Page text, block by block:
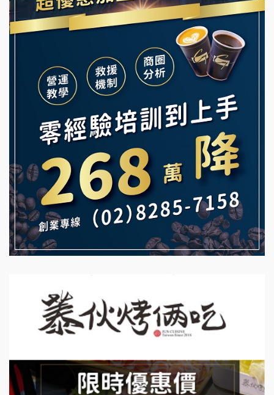
Ramble Café 漫步藍咖啡加盟說明會
微風亭鐵板燒加盟說明會
鮮茶道加盟說明會
【曉妍美妝】誠徵行政櫃檯
自助洗衣店誠徵代洗收送人員(台中市)
MUSHEN徵SPA美容芳療師
日十。早午食加盟說明會
拾鑶火鍋加盟說明會
韓金量加盟說明會
Mr.Wish加盟說明會
白鬍泡泡 BOHO POPO加盟說明會
雞咕雞咕加盟說明會
TEA TOP加盟說明會
珍好味臭臭鍋加盟說明會
藍象廷泰式火鍋加盟說明會
上宇林加盟說明會
莫尼早餐Morni加盟說明會
手作功夫茶加盟說明會
SHARE TEA歇腳亭加盟說明會